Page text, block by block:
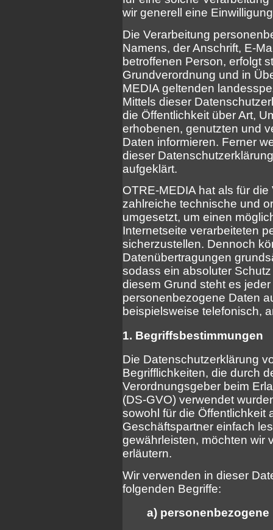
wir generell eine
Die Verarbeitung
Namens, der Anschrift, E-
betroffenen Person, erfolgt
Grundverordnung und in
MEDIA geltenden
Mittels dieser
die Öffentlichkeit über Art,
erhobenen, genutzten und
Daten informieren. Ferner
dieser
aufgeklärt.
OTRE-MEDIA hat als für
zahlreiche technische und
umgesetzt, um einen
Internetseite verarbeiteten
sicherzustellen. Dennoch
Datenübertragungen
sodass ein absoluter
diesem Grund steht es
personenbezogene Daten
beispielsweise telefonisch,
1. Begriffsbestimmungen
Die Datenschutzerklärung
Begrifflichkeiten, die durch
Verordnungsgeber beim
(DS-GVO) verwendet
sowohl für die Öffentlichkeit
Geschäftspartner einfach
gewährleisten, möchten wir
erläutern.
Wir verwenden in dieser
folgenden Begriffe:
a) personenbezogene